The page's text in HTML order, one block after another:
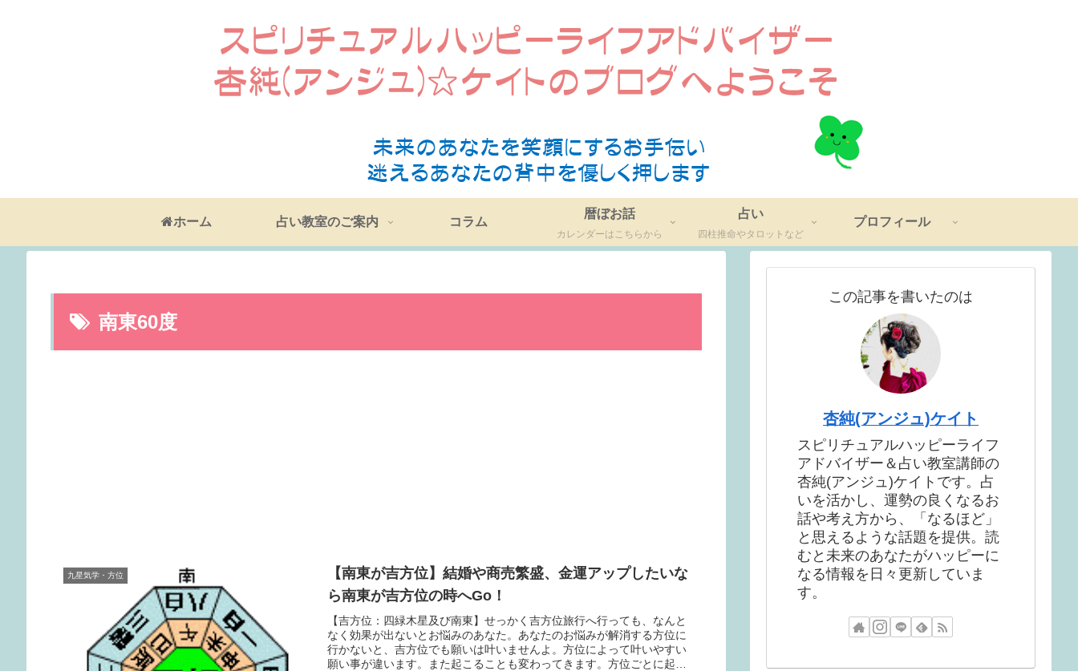
ホーム 占い教室のご案内 コラム
暦ぼお話
カレンダーはこちらから
占い
四柱推命やタロットなど
プロフィール
南東60度
九星気学・方位
【南東が吉方位】結婚や商売繁盛、金運アップしたいな
ら南東が吉方位の時へGo！
【吉方位：四緑木星及び南東】せっかく吉方位旅行へ行っても、なんと
なく効果が出ないとお悩みのあなた。あなたのお悩みが解消する方位に
行かないと、吉方位でも願いは叶いませんよ。方位によって叶いやすい
願い事が違います。また起こることも変わってきます。方位ごとに起こ
この記事を書いたのは
杏純(アンジュ)ケイト
スピリチュアルハッピーライフ
アドバイザー＆占い教室講師の
杏純(アンジュ)ケイトです。占
いを活かし、運勢の良くなるお
話や考え方から、「なるほど」
と思えるような話題を提供。読
むと未来のあなたがハッピーに
なる情報を日々更新していま
す。